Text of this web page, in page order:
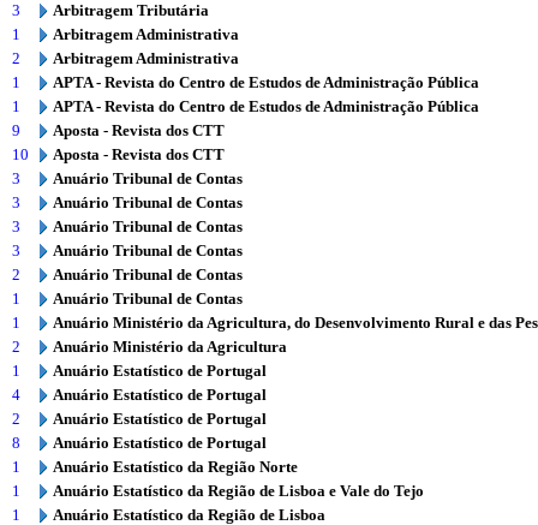
3
Arbitragem Tributária
1
Arbitragem Administrativa
2
Arbitragem Administrativa
1
APTA - Revista do Centro de Estudos de Administração Pública
1
APTA - Revista do Centro de Estudos de Administração Pública
9
Aposta - Revista dos CTT
10
Aposta - Revista dos CTT
3
Anuário Tribunal de Contas
3
Anuário Tribunal de Contas
3
Anuário Tribunal de Contas
3
Anuário Tribunal de Contas
2
Anuário Tribunal de Contas
1
Anuário Tribunal de Contas
1
Anuário Ministério da Agricultura, do Desenvolvimento Rural e das
2
Anuário Ministério da Agricultura
1
Anuário Estatístico de Portugal
4
Anuário Estatístico de Portugal
2
Anuário Estatístico de Portugal
8
Anuário Estatístico de Portugal
1
Anuário Estatístico da Região Norte
1
Anuário Estatístico da Região de Lisboa e Vale do Tejo
1
Anuário Estatístico da Região de Lisboa